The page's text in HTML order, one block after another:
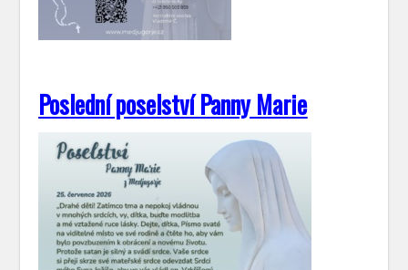
Poslední poselství Panny Marie